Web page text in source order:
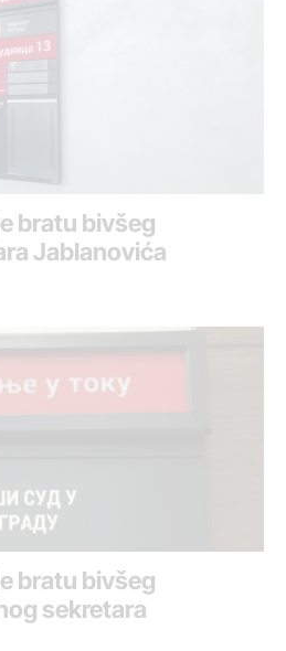
bratu bivšeg
Jablanovića
bratu bivšeg
sekretara